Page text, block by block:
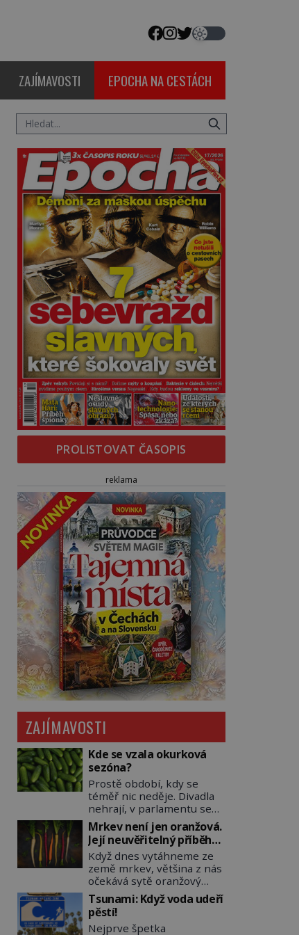
ZAJÍMAVOSTI EPOCHA NA CESTÁCH
PROLISTOVAT ČASOPIS
reklama
ZAJÍMAVOSTI
Kde se vzala okurková
sezóna?
Prostě období, kdy se
téměř nic neděje. Divadla
nehrají, v parlamentu se
nehlasuje, všichni jsou na
dovolené a média tak
nemají o čem mluvit a psát.
A vymýšlejí si proto
témata, které nikoho
nezajímají. Proč je však ona
letní doba spojovaná
zrovna s okurkami?
Okurkovou sezónu známe
Mrkev není jen oranžová.
Její neuvěřitelný příběh
začíná fialovou barvou
Když dnes vytáhneme ze
země mrkev, většina z nás
očekává sytě oranžový
kořen. Jenže po většinu
své historie je mrkev
všechno možné, jen ne
oranžová. Je fialová, žlutá,
Tsunami: Když voda udeří
pěstí!
Nejprve špetka